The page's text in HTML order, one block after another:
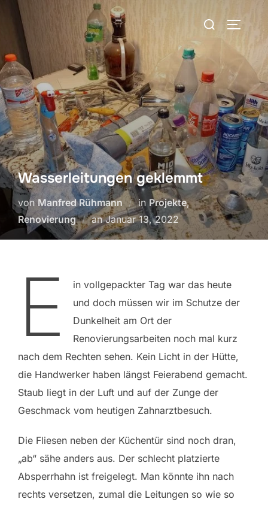
Zum
Inhalt
springen
Suchen
Wasserleitungen geklemmt
von Manfred Rühmann in Projekte,
Renovierung
anVeröffentlicht
am
Januar 13, 2022
E
in vollgepackter Tag war das heute
und doch müssen wir im Schutze der
Dunkelheit am Ort der
Renovierungsarbeiten noch mal kurz
nach dem Rechten sehen. Kein Licht in der Hütte,
die Handwerker haben längst Feierabend gemacht.
Staub liegt in der Luft und auf der Zunge der
Geschmack vom heutigen Zahnarztbesuch.
Die Fliesen neben der Küchentür sind noch dran,
„ab“ sähe anders aus. Der schlecht platzierte
Absperrhahn ist freigelegt. Man könnte ihn nach
rechts versetzen, zumal die Leitungen so wie so